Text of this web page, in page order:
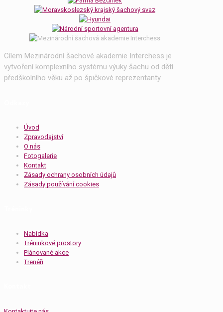
Cílem Mezinárodní šachové akademie Interchess je
vytvoření komplexního systému výuky šachu od dětí
předškolního věku až po špičkové reprezentanty.
Úvod
Zpravodajství
O nás
Fotogalerie
Kontakt
Zásady ochrany osobních údajů
Zásady používání cookies
Nabídka
Tréninkové prostory
Plánované akce
Trenéři